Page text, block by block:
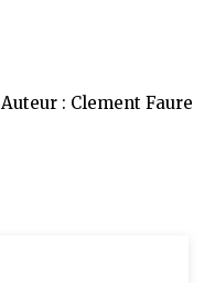
Auteur : Clement Faure